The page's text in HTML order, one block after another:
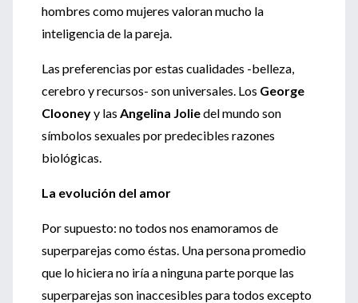
hombres como mujeres valoran mucho la
inteligencia de la pareja.
Las preferencias por estas cualidades -belleza,
cerebro y recursos- son universales. Los George
Clooneyy las Angelina Joliedel mundo son
símbolos sexuales por predecibles razones
biológicas.
La evolución del amor
Por supuesto: no todos nos enamoramos de
superparejas como éstas. Una persona promedio
que lo hiciera no iría a ninguna parte porque las
superparejas son inaccesibles para todos excepto